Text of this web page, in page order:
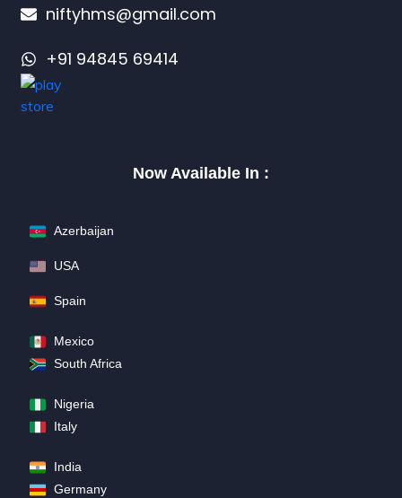
niftyhms@gmail.com
+91 94845 69414
Now Available In :
Azerbaijan
USA
Spain
Mexico
South Africa
Nigeria
Italy
India
Germany